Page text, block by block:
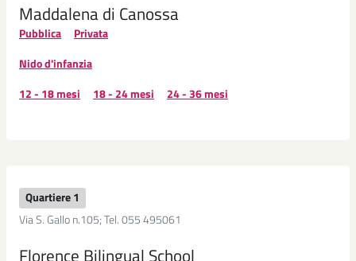
Maddalena di Canossa
Pubblica
Privata
Nido d'infanzia
12 - 18 mesi
18 - 24 mesi 24 - 36 mesi
Quartiere 1
Via S. Gallo n.105; Tel. 055 495061
Florence Bilingual School